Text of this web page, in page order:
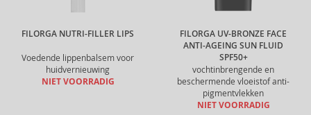
FILORGA NUTRI-FILLER LIPS
Voedende lippenbalsem voor
huidvernieuwing
NIET VOORRADIG
FILORGA UV-BRONZE FACE
ANTI-AGEING SUN FLUID
SPF50+
vochtinbrengende en
beschermende vloeistof anti-
pigmentvlekken
NIET VOORRADIG